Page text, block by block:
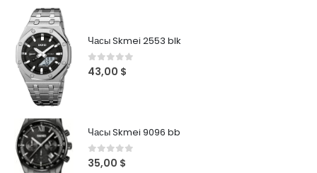
Часы Skmei 2553 blk
0 out of 5
43,00 $
Часы Skmei 9096 bb
0out of 5
35,00 $